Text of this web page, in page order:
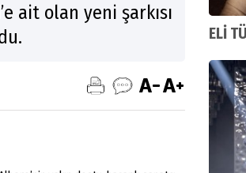
ait olan yeni şarkısı
ELİ